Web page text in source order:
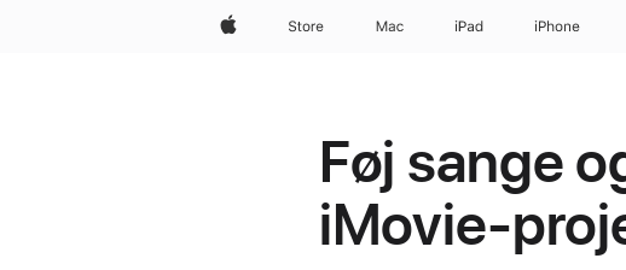
AppleStore Mac iPad iPhone
Føj sange
iMovie-